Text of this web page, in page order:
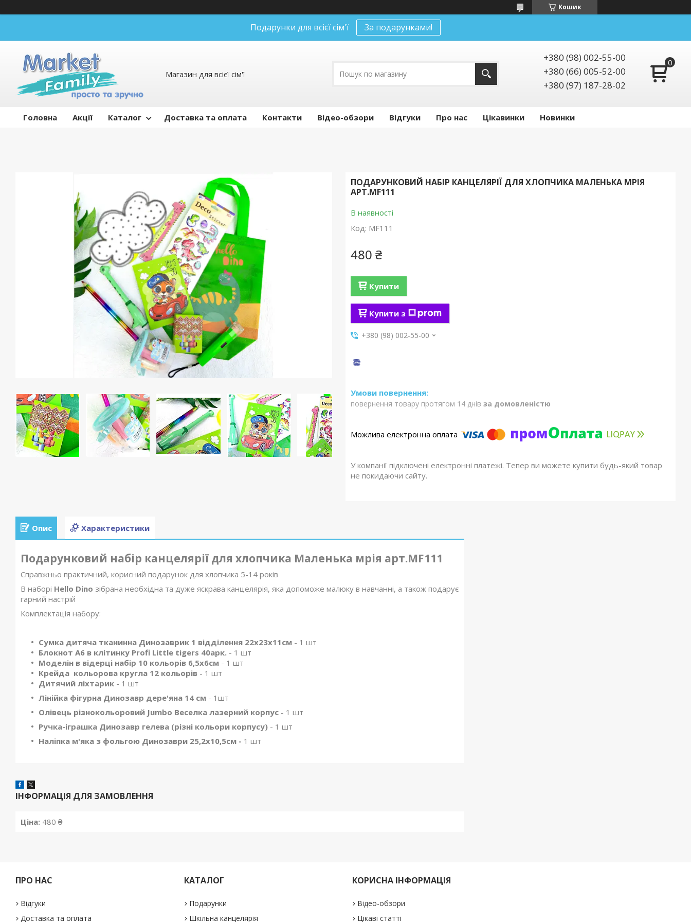
Кошик
Подарунки для всієї сім'ї За подарунками!
Магазин для всієї сім'ї
+380 (98) 002-55-00
+380 (66) 005-52-00
+380 (97) 187-28-02
Головна Акції Каталог Доставка та оплата Контакти Відео-обзори Відгуки Про нас Цікавинки Новинки
ПОДАРУНКОВИЙ НАБІР КАНЦЕЛЯРІЇ ДЛЯ ХЛОПЧИКА МАЛЕНЬКА МРІЯ
АРТ.MF111
В наявності
Код: MF111
480 ₴
Купити
Купити з
+380 (98) 002-55-00
повернення товару протягом 14 днів за домовленістю
У компанії підключені електронні платежі. Тепер ви можете купити будь-який товар
не покидаючи сайту.
Опис Характеристики
Подарунковий набір канцелярії для хлопчика Маленька мрія арт.MF111
Справжньо практичний, корисний подарунок для хлопчика 5-14 років
В наборі Hello Dino зібрана необхідна та дуже яскрава канцелярія, яка допоможе малюку в навчанні, а також подарує
гарний настрій
Комплектація набору:
Сумка дитяча тканинна Динозаврик 1 відділення 22х23х11см - 1 шт
Блокнот А6 в клітинку Profi Little tigers 40арк. - 1 шт
Моделін в відерці набір 10 кольорів 6,5х6см - 1 шт
Крейда кольорова кругла 12 кольорів - 1 шт
Дитячий ліхтарик - 1 шт
Лінійка фігурна Динозавр дере'яна 14 см - 1шт
Олівець різнокольоровий Jumbo Веселка лазерний корпус - 1 шт
Ручка-іграшка Динозавр гелева (різні кольори корпусу) - 1 шт
Наліпка м'яка з фольгою Динозаври 25,2х10,5см - 1 шт
ІНФОРМАЦІЯ ДЛЯ ЗАМОВЛЕННЯ
Ціна: 480 ₴
ПРО НАС
Відгуки
Доставка та оплата
КАТАЛОГ
Подарунки
Шкільна канцелярія
КОРИСНА ІНФОРМАЦІЯ
Відео-обзори
Цікаві статті